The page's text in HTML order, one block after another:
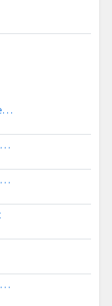
Ambulancehelikopter naar Eelde, Burgemeester J.G. Legroweg
Lifeliner 4 naar Eelde, Burgemeester J.G. Legroweg
Lifeliner 4 naar Eelde, Burgemeester J.G. Legroweg
Lifeliner 4 naar Eelde, Burgemeester J.G. Legroweg